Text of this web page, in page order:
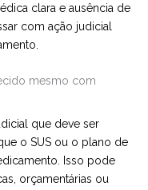
clara e ausência de
com ação judicial
mesmo com
que deve ser
o SUS ou o plano de
Isso pode
orçamentárias ou